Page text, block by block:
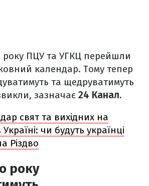
року ПЦУ та УГКЦ перейшли
календар. Тому тепер
та щедруватимуть
зазначає 24 Канал.
свят та вихідних на
чи будуть українці
Різдво
року